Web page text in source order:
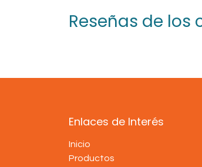
Reseñas de los
Enlaces de Interés
Inicio
Productos